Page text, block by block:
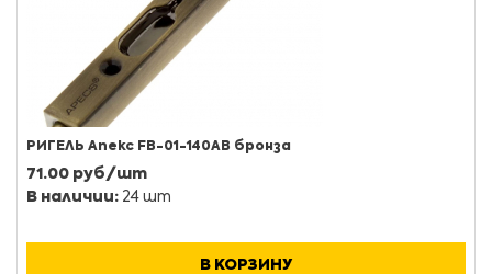
РИГЕЛЬ Апекс FB-01-140AB бронза
71.00 руб/шт
В наличии: 24 шт
В КОРЗИНУ